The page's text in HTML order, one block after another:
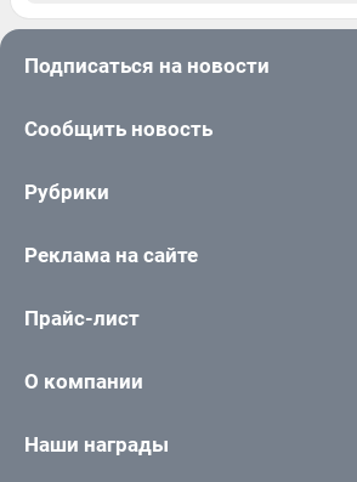
Подписаться на новости
Сообщить новость
Рубрики
Реклама на сайте
Прайс-лист
О компании
Наши награды